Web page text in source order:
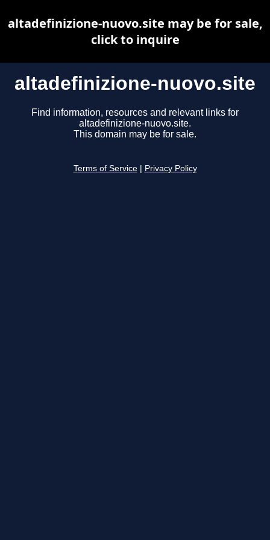
altadefinizione-nuovo.site
Find information, resources and relevant links for
altadefinizione-nuovo.site.
This domain may be for sale.
Terms of Service Privacy Policy
altadefinizione-nuovo.site may be for sale,
click to inquire